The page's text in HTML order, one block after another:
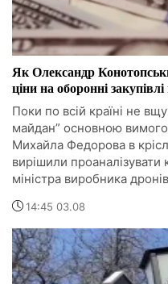
Як Олександр
ціни на оборонні
Поки по всій країні не
майдан” основною
Михайла Федорова в
вирішили
міністра виробника
14:45 03.08